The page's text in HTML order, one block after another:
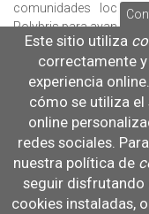
comunidades
Polybris para avanzar
Proyecto:
POLYBRIS:
basuras marinas para
contribuyan al
alternativas circulares
Este sitio utiliza
correctamente
experiencia
cómo se utiliza
online
redes sociales.
nuestra política de
seguir disfrutando
cookies instaladas,